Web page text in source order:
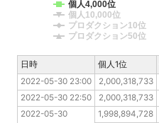
個人4,000位
個人10,000位
プロダクション10位
プロダクション50位
2022-05-30 23:00 2,000,318,733
2022-05-30 22:50
2,000,318,733
2022-05-30 22:40
1,998,894,728
日時 個人1位
2022-05-30 23:00
2022-05-30 22:50
2022-05-30
日時